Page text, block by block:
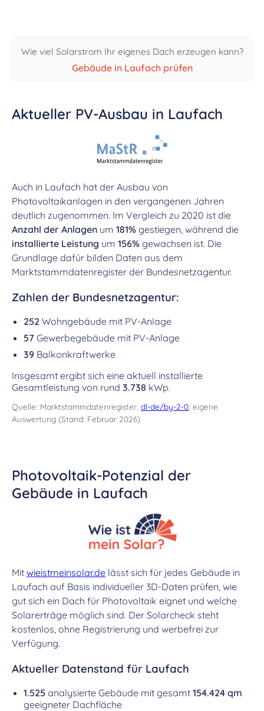
Wie viel Solarstrom Ihr eigenes Dach erzeugen kann?
Gebäude in Laufach prüfen
Aktueller PV-Ausbau in Laufach
Auch in Laufach hat der Ausbau von
Photovoltaikanlagen in den vergangenen Jahren
deutlich zugenommen. Im Vergleich zu 2020 ist die
Anzahl der Anlagen um 181% gestiegen, während die
installierte Leistung um 156% gewachsen ist. Die
Grundlage dafür bilden Daten aus dem
Marktstammdatenregister der Bundesnetzagentur.
Zahlen der Bundesnetzagentur:
252 Wohngebäude mit PV-Anlage
57 Gewerbegebäude mit PV-Anlage
39 Balkonkraftwerke
Insgesamt ergibt sich eine aktuell installierte
Gesamtleistung von rund 3.738 kWp.
Quelle: Marktstammdatenregister, dl-de/by-2-0; eigene
Auswertung (Stand: Februar 2026)
Photovoltaik-Potenzial der
Gebäude in Laufach
Mit wieistmeinsolar.de lässt sich für jedes Gebäude in
Laufach auf Basis individueller 3D-Daten prüfen, wie
gut sich ein Dach für Photovoltaik eignet und welche
Solarerträge möglich sind. Der Solarcheck steht
kostenlos, ohne Registrierung und werbefrei zur
Verfügung.
Aktueller Datenstand für Laufach
1.525 analysierte Gebäude mit gesamt 154.424 qm
geeigneter Dachfläche